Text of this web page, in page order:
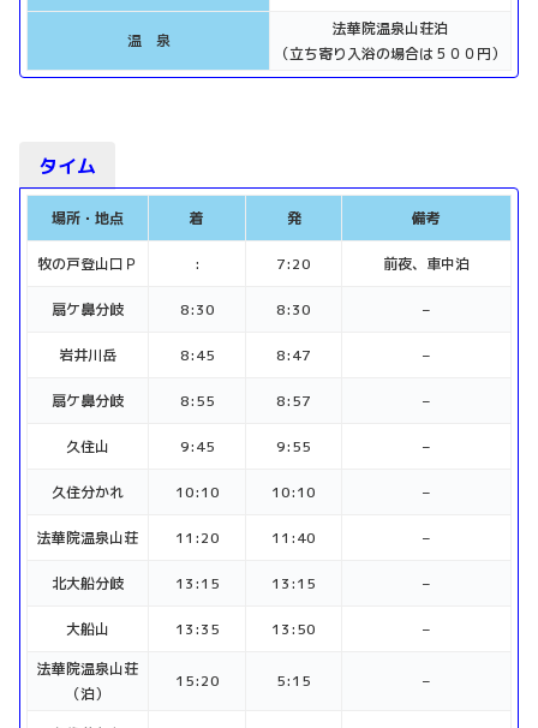
温 泉
法華院温泉山荘泊
（立ち寄り入浴の場合は５００円）
タイム
場所・地点 着 発 備考
牧の戸登山口Ｐ : 7:20 前夜、車中泊
扇ケ鼻分岐 8:30 8:30 –
岩井川岳 8:45 8:47 –
扇ケ鼻分岐 8:55 8:57 –
久住山 9:45 9:55 –
久住分かれ 10:10 10:10 –
法華院温泉山荘 11:20 11:40 –
北大船分岐 13:15 13:15 –
大船山 13:35 13:50
–
法華院温泉山荘
（泊）
15:20 5:15 –